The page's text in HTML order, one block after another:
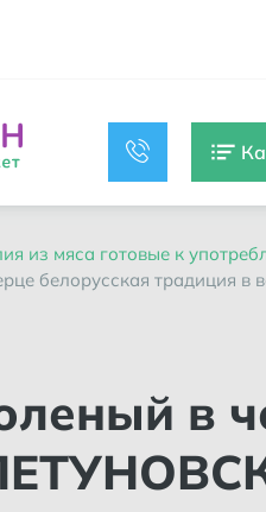
из мяса готовые к
белорусская традиция в